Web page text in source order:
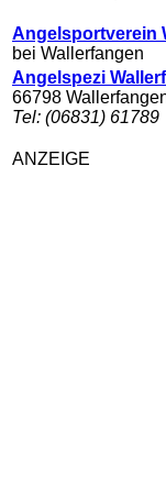
Angelsportverein
bei Wallerfangen
Angelspezi
66798
Tel: (06831) 61789
ANZEIGE